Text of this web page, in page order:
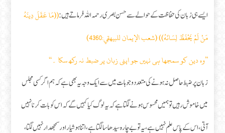
ایسے ہی زبان کی حفاظت کے حوالے سے حسن بصری رحمہ اللہ فرماتے ہیں:((مَا عَقَلَ دِينَهُ
مَنْ لَمْ يَحْفَظُ لِسَانَهُ)) (شعب الإيمان للبيهقي:4360)
’’وہ دین کو سمجھا ہی نہیں جو اپنی زبان پر ضبط نہ رکھ سکا ۔‘‘
زبان پر ضبط حاصل نہ ہونے کی متعدد وجوہات میں سے ایک وجہ یہ بھی ہے کہ ہم اگر کسی مجلس
میں خاموش رہیں تو ہمیں محسوس ہونے لگتا ہے کہ یہ لوگ کیا کہیں گے کہ اس کو بات کرنا نہیں
آتی، اس کے پاس علم نہیں ہے، یہ تو بے چارہ سیدھا سا لگتا ہے، اتنا ہو شیار اور سمجھدار نہیں لگتا،